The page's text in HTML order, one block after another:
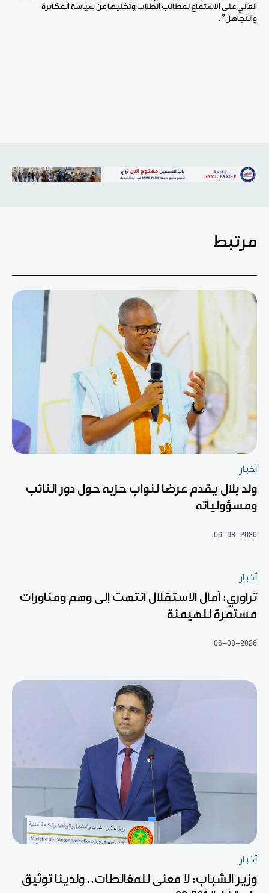
العالي على الاستماع لمطالب الطلاب وتخليها عن سياسة المكابرة
والتجاهل”.
مرتبط
أخبار
ولد بلال يقدم عرضا لنواب حزبه حول دور النائب
ومسؤولياته
06-08-2026
أخبار
تراوري: آمال الاستقلال انتهت إلى وهم ومناورات
مستمرة للهيمنة
06-08-2026
أخبار
وزير الشباب: لا معنى للمغالطات.. ولدينا توثيق